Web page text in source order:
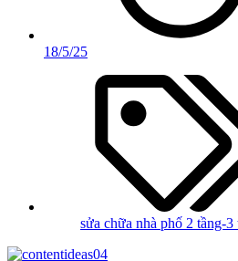
18/5/25
sửa chữa nhà phố 2 tầng-3